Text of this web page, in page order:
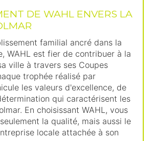
DE WAHL ENVERS LA
familial ancré dans la
WAHL est fier de contribuer à la
ville à travers ses Coupes
trophée réalisé par
les valeurs d'excellence, de
qui caractérisent les
En choisissant WAHL, vous
la qualité, mais aussi le
locale attachée à son